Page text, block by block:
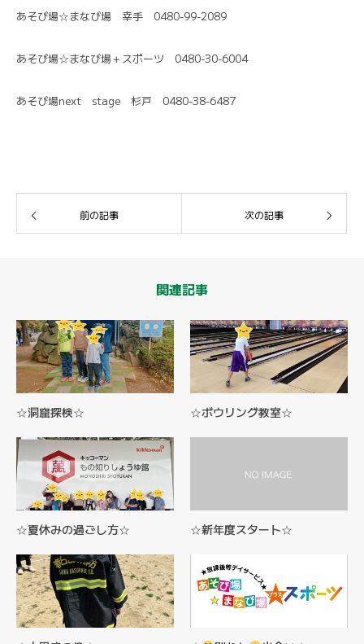
あそび場☆まなび場 幸手 0480-99-2089
あそび場☆まなび場＋スポーツ 0480-30-6004
あそび場next stage 杉戸 0480-38-6487
前の記事 次の記事
関連記事
☆洞窟探検☆ ☆ボウリング教室☆
☆夏休みの過ごし方☆ ☆新年度スタート☆